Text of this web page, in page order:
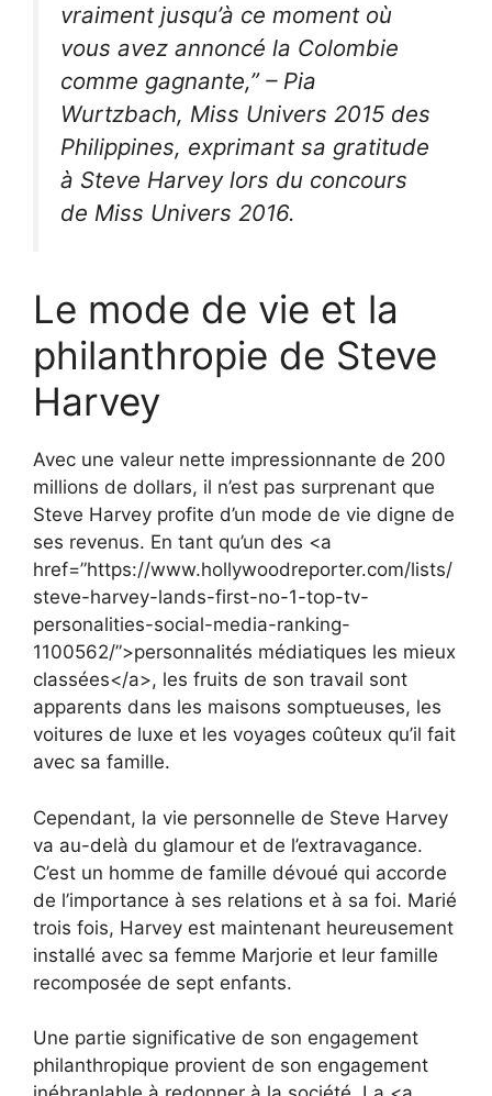
vraiment jusqu’à ce moment où
vous avez annoncé la Colombie
comme gagnante,” – Pia
Wurtzbach, Miss Univers 2015 des
Philippines, exprimant sa gratitude
à Steve Harvey lors du concours
de Miss Univers 2016.
Le mode de vie et la
philanthropie de Steve
Harvey
Avec une valeur nette impressionnante de 200
millions de dollars, il n’est pas surprenant que
Steve Harvey profite d’un mode de vie digne de
ses revenus. En tant qu’un des <a
href=”https://www.hollywoodreporter.com/lists/
steve-harvey-lands-first-no-1-top-tv-
personalities-social-media-ranking-
1100562/”>personnalités médiatiques les mieux
classées</a>, les fruits de son travail sont
apparents dans les maisons somptueuses, les
voitures de luxe et les voyages coûteux qu’il fait
avec sa famille.
Cependant, la vie personnelle de Steve Harvey
va au-delà du glamour et de l’extravagance.
C’est un homme de famille dévoué qui accorde
de l’importance à ses relations et à sa foi. Marié
trois fois, Harvey est maintenant heureusement
installé avec sa femme Marjorie et leur famille
recomposée de sept enfants.
Une partie significative de son engagement
philanthropique provient de son engagement